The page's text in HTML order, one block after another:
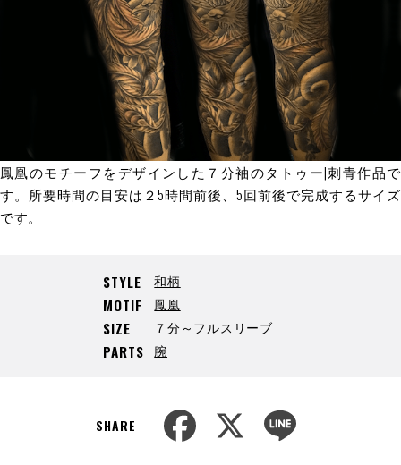
鳳凰のモチーフをデザインした７分袖のタトゥー|刺青作品で
す。所要時間の目安は２5時間前後、5回前後で完成するサイズ
です。
STYLE 和柄
MOTIF 鳳凰
SIZE ７分～フルスリーブ
PARTS 腕
SHARE